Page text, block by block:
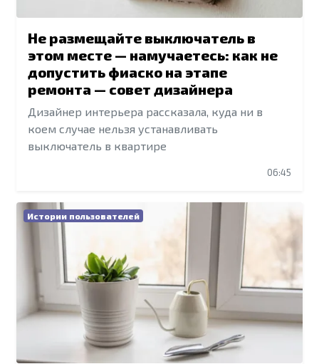
Не размещайте выключатель в
этом месте — намучаетесь: как не
допустить фиаско на этапе
ремонта — совет дизайнера
Дизайнер интерьера рассказала, куда ни в
коем случае нельзя устанавливать
выключатель в квартире
06:45
Истории пользователей